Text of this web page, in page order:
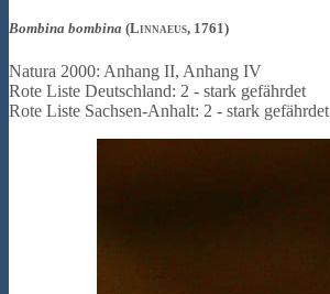
Bombina bombina (Linnaeus, 1761)
Natura 2000: Anhang II, Anhang IV
Rote Liste Deutschland: 2 - stark gefährdet
Rote Liste Sachsen-Anhalt: 2 - stark gefährdet